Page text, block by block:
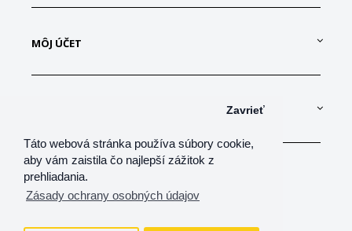
Táto webová stránka používa súbory cookie,
aby vám zaistila čo najlepší zážitok z
prehliadania.
Zásady ochrany osobných údajov
Zavrieť
MÔJ ÚČET